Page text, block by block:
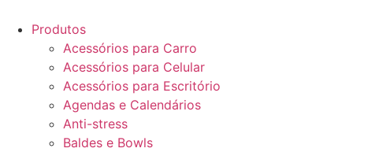
Produtos
Acessórios para Carro
Acessórios para Celular
Acessórios para Escritório
Agendas e Calendários
Anti-stress
Baldes e Bowls